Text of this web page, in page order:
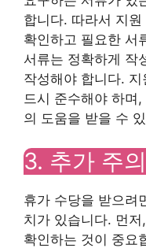
합니다. 따라서 지
확인하고 필요한 서
서류는 정확하게 작
작성해야 합니다.
드시 준수해야 하며
의 도움을 받을 수
3. 추가 주
휴가 수당을 받으려
치가 있습니다. 먼
확인하는 것이 중요